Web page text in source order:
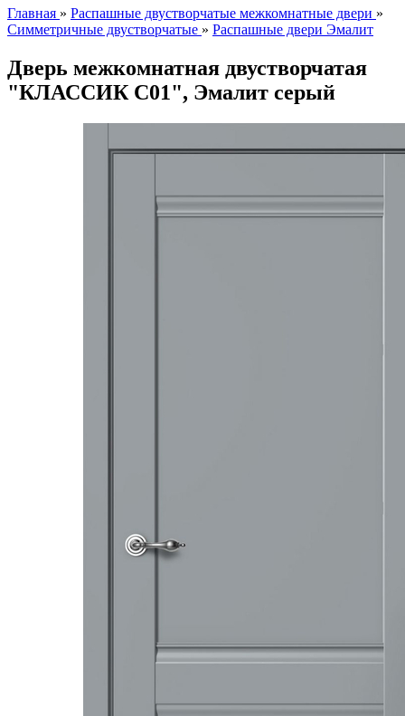
Главная » Распашные двустворчатые межкомнатные двери »
Симметричные двустворчатые » Распашные двери Эмалит
Дверь межкомнатная двустворчатая
"КЛАССИК C01", Эмалит серый